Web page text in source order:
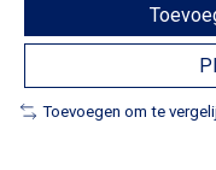
Toevoegen om te